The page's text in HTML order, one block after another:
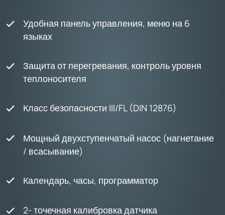
Удобная панель управления, меню на 6
языках
Защита от перегревания, контроль уровня
теплоносителя
Класс безопасности III/FL (DIN 12876)
Мощный двухступенчатый насос (нагнетание
/ всасывание)
Календарь, часы, программатор
2- точечная калибровка датчика